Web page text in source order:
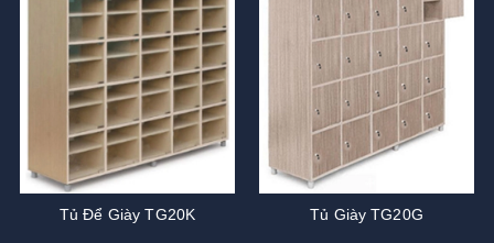
Tủ Để Giày TG20K Tủ Giày TG20G